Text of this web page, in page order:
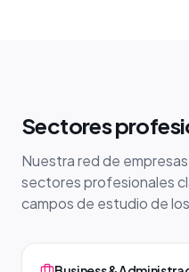
Sectores
Nuestra red de
sectores profesionales
campos de estudio de